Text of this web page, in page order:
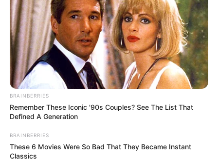
NT Επιμέλεια
Συντακτική Ομάδα
Δημοσίευση
19/06/2026, 21:43 · 9:43 ΜΜ
19/06/2026, 21:43 · 9:43 ΜΜ
Διεθνή
BRAINBERRIES
Remember These Iconic '90s Couples? See The List That
Defined A Generation
BRAINBERRIES
These 6 Movies Were So Bad That They Became Instant
Classics